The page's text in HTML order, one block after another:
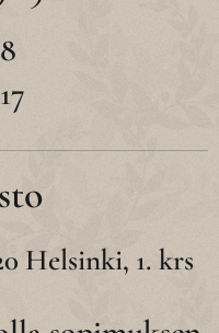
Helsinki, 1. krs